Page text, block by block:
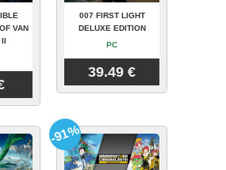
VAN
007 FIRST LIGHT
DELUXE EDITION
PC
39.49 €
-91%